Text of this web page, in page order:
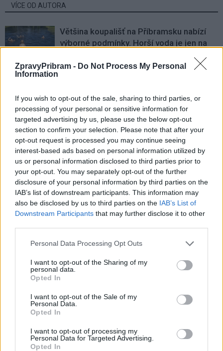
ZpravyPribram - Do Not Process My Personal
Information
If you wish to opt-out of the sale, sharing to third parties, or
processing of your personal or sensitive information for
targeted advertising by us, please use the below opt-out
section to confirm your selection. Please note that after your
opt-out request is processed you may continue seeing
interest-based ads based on personal information utilized by
us or personal information disclosed to third parties prior to
your opt-out. You may separately opt-out of the further
disclosure of your personal information by third parties on the
IAB’s list of downstream participants. This information may
also be disclosed by us to third parties on the IAB’s List of
Downstream Participants that may further disclose it to other
Personal Data Processing Opt Outs
I want to opt-out of the Sharing of my
personal data.
Opted In
I want to opt-out of the Sale of my
Personal Data.
Opted In
I want to opt-out of processing my
Personal Data for Targeted Advertising.
Opted In
VÍCE OD AUTORA
Většina koupališť na Příbramsku nabízí
výborné podmínky. Horší voda je jen na
Zpravodajství
Zpravodajství
Středočeský kraj upravil pravidla soutěže.
Obce nově získají body i za předcházení
vzniku odpadu